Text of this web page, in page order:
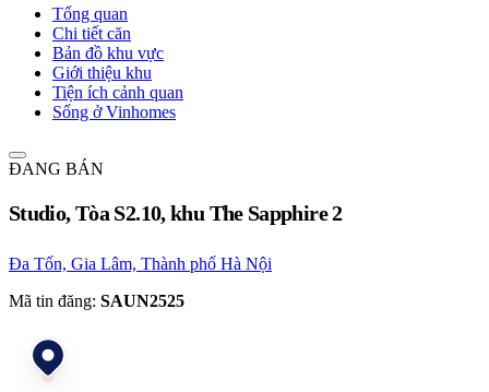
Tổng quan
Chi tiết căn
Bản đồ khu vực
Giới thiệu khu
Tiện ích cảnh quan
Sống ở Vinhomes
ĐANG BÁN
Studio, Tòa S2.10, khu The Sapphire 2
Đa Tốn, Gia Lâm, Thành phố Hà Nội
Mã tin đăng: SAUN2525